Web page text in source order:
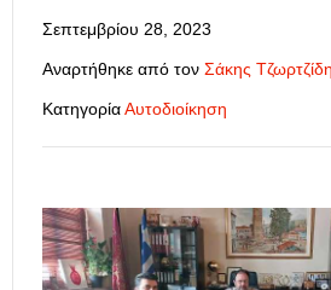
Σεπτεμβρίου 28, 2023
Αναρτήθηκε από τον Σάκης
ΚατηγορίαΑυτοδιοίκηση